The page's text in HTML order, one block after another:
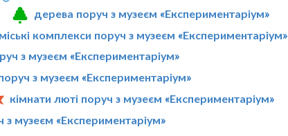
дерева поруч з музеєм «Експериментаріум»
комплекси поруч з музеєм «Експериментаріум»
з музеєм «Експериментаріум»
з музеєм «Експериментаріум»
кімнати люті поруч з музеєм «Експериментаріум»
з музеєм «Експериментаріум»